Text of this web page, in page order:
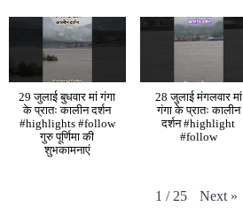
29 जुलाई बुधवार मां गंगा
के प्रातः कालीन दर्शन
#highlights #follow
गुरु पूर्णिमा की
शुभकामनाएं
28 जुलाई मंगलवार मां
गंगा के प्रातः कालीन
दर्शन #highlight
#follow
1 / 25 Next »